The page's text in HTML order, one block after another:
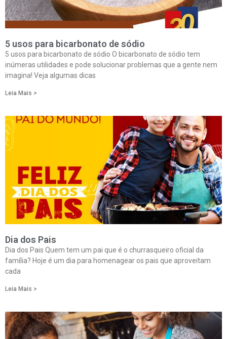
5 usos para bicarbonato de sódio
5 usos para bicarbonato de sódio O bicarbonato de sódio tem
inúmeras utilidades e pode solucionar problemas que a gente nem
imagina! Veja algumas dicas
Leia Mais >
Dia dos Pais
Dia dos Pais Quem tem um pai que é o churrasqueiro oficial da
família? Hoje é um dia para homenagear os pais que aproveitam
cada
Leia Mais >